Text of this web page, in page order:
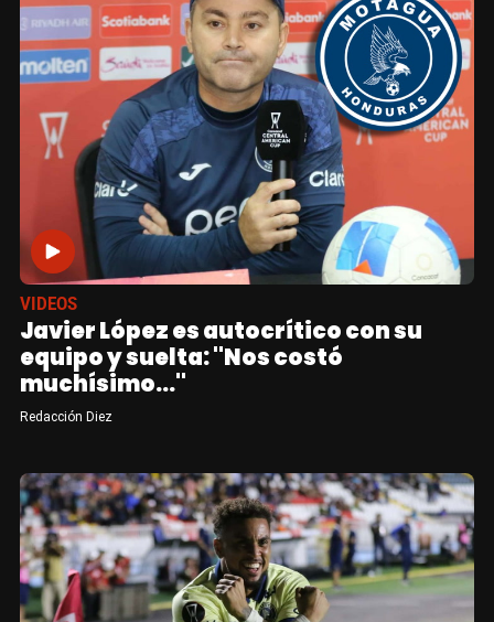
VIDEOS
Javier López es autocrítico con su
equipo y suelta: "Nos costó
muchísimo..."
Redacción Diez